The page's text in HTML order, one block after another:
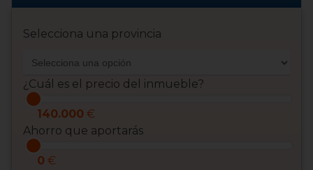
Selecciona una provincia
¿Cuál es el precio del inmueble?
140.000 €
Ahorro que aportarás
0 €